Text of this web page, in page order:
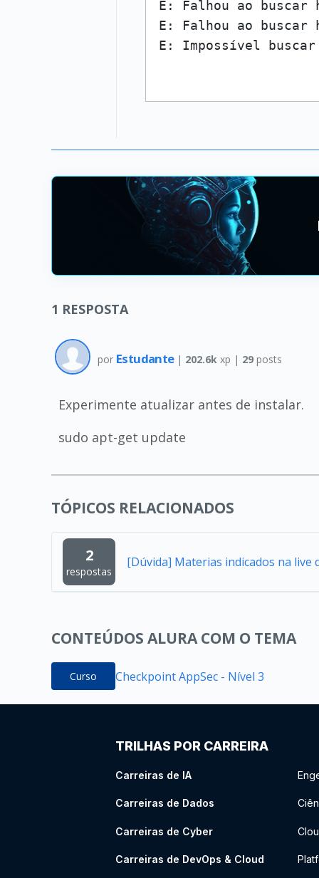
E: Falhou ao
E: Falhou ao
1 RESPOSTA
por Estudante | 202.6k xp | 29 posts
Experimente atualizar antes de instalar.
sudo apt-get update
TÓPICOS RELACIONADOS
2
respostas
[Dúvida] Materias indicados na live
CONTEÚDOS ALURA COM O TEMA
Curso Checkpoint AppSec - Nível 3
TRILHAS POR CARREIRA
Carreiras de IA
Carreiras de Dados
Carreiras de Cyber
Carreiras de DevOps & Cloud